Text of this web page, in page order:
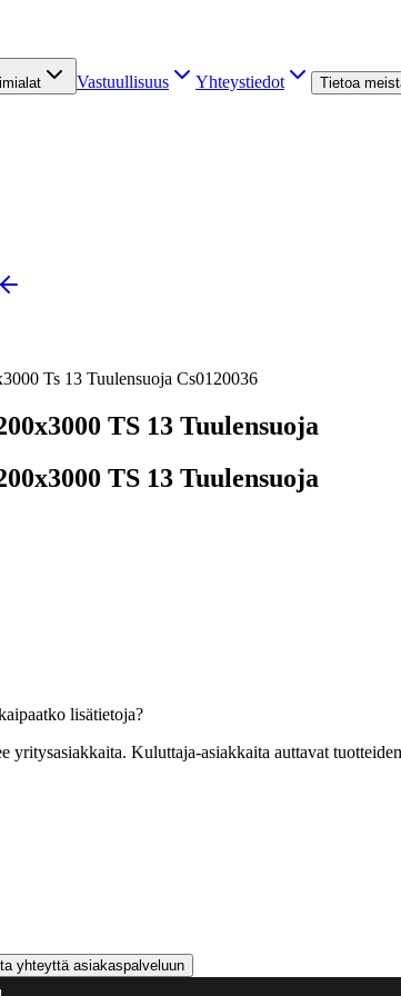
Vastuullisuus Yhteystiedot Tietoa
Ts 13 Tuulensuoja Cs0120036
TS 13 Tuulensuoja
TS 13 Tuulensuoja
lisätietoja?
yritysasiakkaita. Kuluttaja-asiakkaita auttavat
yhteyttä asiakaspalveluun